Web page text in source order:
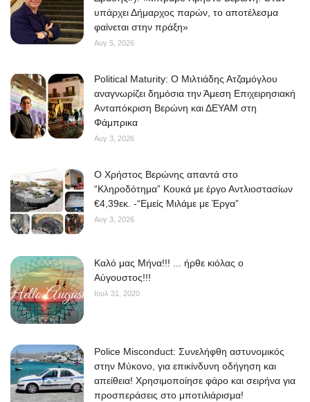
υπάρχει Δήμαρχος παρών, το αποτέλεσμα
φαίνεται στην πράξη»
Αυγ 5, 2026
Political Maturity: Ο Μιλτιάδης Ατζαμόγλου
αναγνωρίζει δημόσια την Άμεση Επιχειρησιακή
Ανταπόκριση Βερώνη και ΔΕΥΑΜ στη
Φάμπρικα
Αυγ 3, 2026
O Χρήστος Βερώνης απαντά στο
“Κληροδότημα” Κουκά με έργο Αντλιοστασίων
€4,39εκ. -“Εμείς Μιλάμε με Έργα”
Αυγ 3, 2026
Kαλό μας Μήνα!!! ... ήρθε κιόλας ο
Αύγουστος!!!
Ιουλ 31, 2020
Police Misconduct: Συνελήφθη αστυνομικός
στην Μύκονο, για επικίνδυνη οδήγηση και
απείθεια! Χρησιμοποίησε φάρο και σειρήνα για
προσπεράσεις στο μποτιλιάρισμα!